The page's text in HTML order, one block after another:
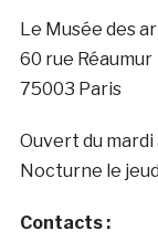
Le Musée des
60 rue Réaumur
75003 Paris
Ouvert du mardi
Nocturne le
Contacts :